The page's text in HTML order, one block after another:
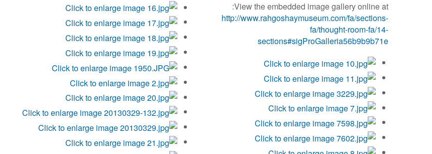
View the embedded image gallery online at:
http://www.rahgoshaymuseum.com/fa/sections-
fa/thought-room-fa/14-
sections#sigProGalleria56b9b9b71e